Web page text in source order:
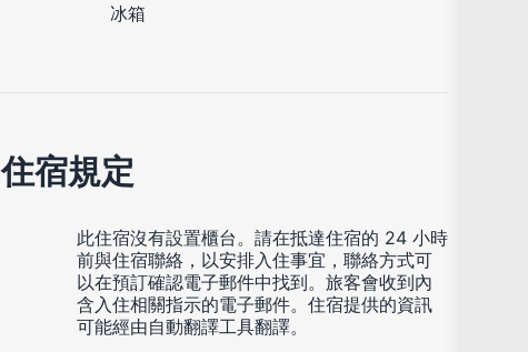
冰箱
住宿規定
此住宿沒有設置櫃台。請在抵達住宿的 24 小時
前與住宿聯絡，以安排入住事宜，聯絡方式可
以在預訂確認電子郵件中找到。旅客會收到內
含入住相關指示的電子郵件。住宿提供的資訊
可能經由自動翻譯工具翻譯。